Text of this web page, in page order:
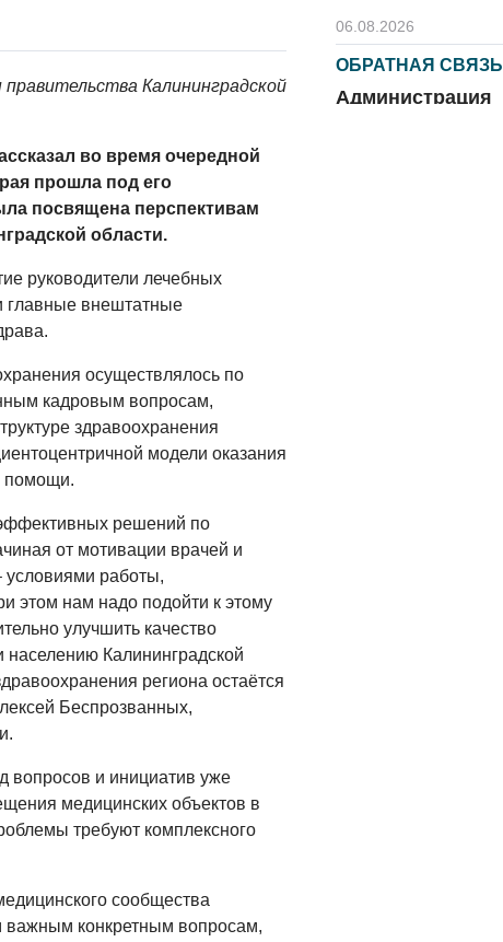
Калининградской
во время очередной
прошла под его
посвящена перспективам
области.
руководители лечебных
главные внештатные
осуществлялось по
кадровым вопросам,
здравоохранения
модели оказания
помощи.
решений по
от мотивации врачей и
условиями работы,
этом нам надо подойти к этому
улучшить качество
Калининградской
региона остаётся
Беспрозванных,
вопросов и инициатив уже
медицинских объектов в
требуют комплексного
сообщества
конкретным вопросам,
06.08.2026
ОБРАТНАЯ СВЯЗЬ
Администрация